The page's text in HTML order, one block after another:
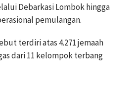
Debarkasi Lombok hingga
pemulangan.
terdiri atas 4.271 jemaah
dari 11 kelompok terbang